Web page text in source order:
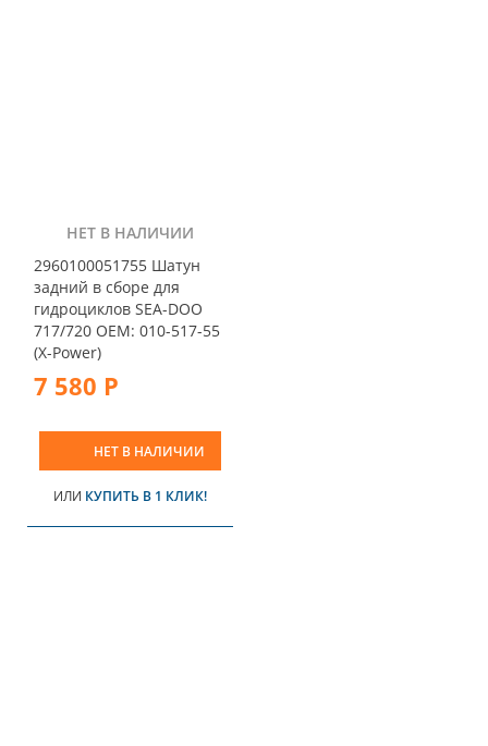
НЕТ В НАЛИЧИИ
2960100051755 Шатун
задний в сборе для
гидроциклов SEA-DOO
717/720 OEM: 010-517-55
(X-Power)
7 580 Р
НЕТ В НАЛИЧИИ
ИЛИ КУПИТЬ В 1 КЛИК!